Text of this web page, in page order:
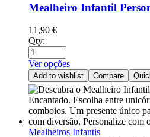
Mealheiro Infantil
11,90 €
Qty:
Ver opções
Add to wishlist Compare
Mealheiros Infantis